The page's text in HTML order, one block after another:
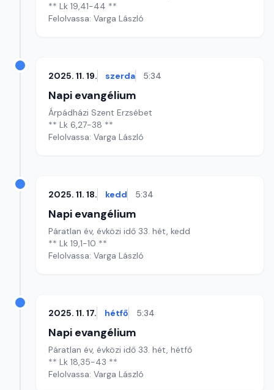
** Lk 19,41-44 **
Felolvassa: Varga László
2025. 11. 19. szerda 5:34
Napi evangélium
Árpádházi Szent Erzsébet
** Lk 6,27-38 **
Felolvassa: Varga László
2025. 11. 18. kedd 5:34
Napi evangélium
Páratlan év, évközi idő 33. hét, kedd
** Lk 19,1-10 **
Felolvassa: Varga László
2025. 11. 17. hétfő 5:34
Napi evangélium
Páratlan év, évközi idő 33. hét, hétfő
** Lk 18,35-43 **
Felolvassa: Varga László